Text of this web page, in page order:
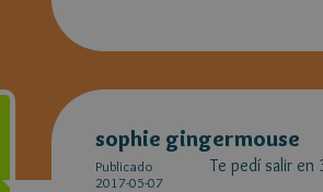
sophie gingermouse
Publicado
2017-05-07
Te pedí salir